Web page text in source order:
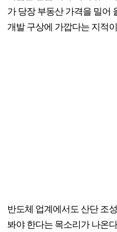
가 당장 부동산 가격을 밀어
개발 구상에 가깝다는 지적
반도체 업계에서도 산단 조
봐야 한다는 목소리가 나온